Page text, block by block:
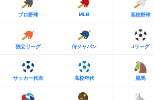
プロ野球 MLB 高校野球
独立リーグ 侍ジャパン Jリーグ
サッカー代表 高校年代 競馬